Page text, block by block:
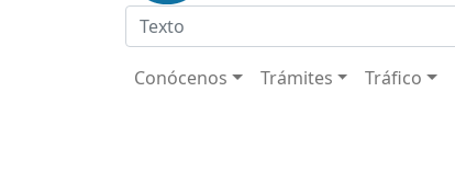
Conócenos Trámites Tráfico